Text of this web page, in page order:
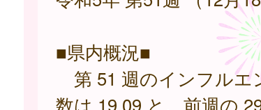
■県内概況■
第 51 週のインフルエ
数は 19.09 と、前週の